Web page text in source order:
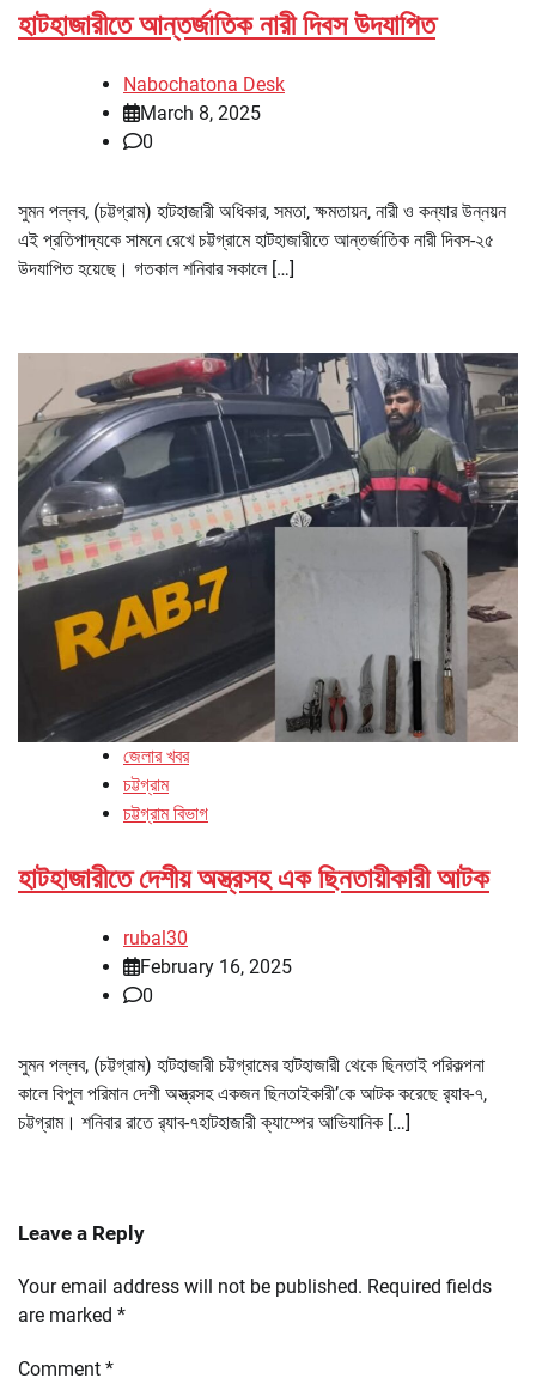
হাটহাজারীতে আন্তর্জাতিক নারী দিবস উদযাপিত
Nabochatona Desk
March 8, 2025
0
সুমন পল্লব, (চট্টগ্রাম) হাটহাজারী অধিকার, সমতা, ক্ষমতায়ন, নারী ও কন্যার উন্নয়ন
এই প্রতিপাদ্যকে সামনে রেখে চট্টগ্রামে হাটহাজারীতে আন্তর্জাতিক নারী দিবস-২৫
উদযাপিত হয়েছে। গতকাল শনিবার সকালে […]
জেলার খবর
চট্টগ্রাম
চট্টগ্রাম বিভাগ
হাটহাজারীতে দেশীয় অস্ত্রসহ এক ছিনতায়ীকারী আটক
rubal30
February 16, 2025
0
সুমন পল্লব, (চট্টগ্রাম) হাটহাজারী চট্টগ্রামের হাটহাজারী থেকে ছিনতাই পরিকল্পনা
কালে বিপুল পরিমান দেশী অস্ত্রসহ একজন ছিনতাইকারী’কে আটক করেছে র‌্যাব-৭,
চট্টগ্রাম। শনিবার রাতে র‌্যাব-৭হাটহাজারী ক্যাম্পের আভিযানিক […]
Leave a Reply
Your email address will not be published. Required fields
are marked *
Comment *